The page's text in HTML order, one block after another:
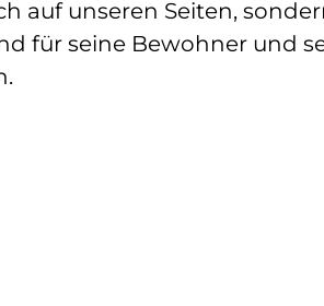
auf unseren Seiten,
für seine Bewohner und